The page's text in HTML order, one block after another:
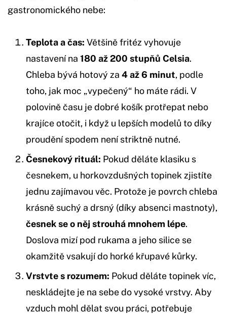
gastronomického nebe:
Teplota a čas: Většině fritéz vyhovuje
nastavení na 180 až 200 stupňů Celsia.
Chleba bývá hotový za 4 až 6 minut, podle
toho, jak moc „vypečený“ ho máte rádi. V
polovině času je dobré košík protřepat nebo
krajíce otočit, i když u lepších modelů to díky
proudění spodem není striktně nutné.
Česnekový rituál: Pokud děláte klasiku s
česnekem, u horkovzdušných topinek zjistíte
jednu zajímavou věc. Protože je povrch chleba
krásně suchý a drsný (díky absenci mastnoty),
česnek se o něj strouhá mnohem lépe.
Doslova mizí pod rukama a jeho silice se
okamžitě vsakují do horké křupavé kůrky.
Vrstvte s rozumem: Pokud děláte topinek víc,
neskládejte je na sebe do vysoké vrstvy. Aby
vzduch mohl dělat svou práci, potřebuje